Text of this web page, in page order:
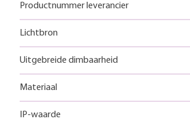
Productnummer leverancier
Lichtbron
Uitgebreide dimbaarheid
Materiaal
IP-waarde